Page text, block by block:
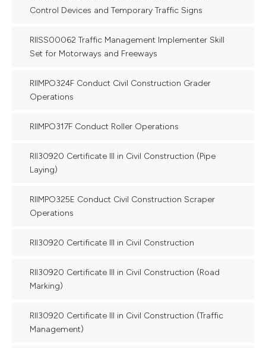
Control Devices and Temporary Traffic Signs
RIISS00062 Traffic Management Implementer Skill
Set for Motorways and Freeways
RIIMPO324F Conduct Civil Construction Grader
Operations
RIIMPO317F Conduct Roller Operations
RII30920 Certificate III in Civil Construction (Pipe
Laying)
RIIMPO325E Conduct Civil Construction Scraper
Operations
RII30920 Certificate III in Civil Construction
RII30920 Certificate III in Civil Construction (Road
Marking)
RII30920 Certificate III in Civil Construction (Traffic
Management)